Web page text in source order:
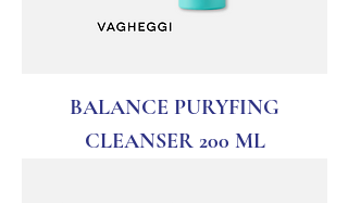
BALANCE PURYFING
CLEANSER 200 ML